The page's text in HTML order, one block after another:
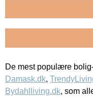
De mest populære
Damask.dk,
Bydahlliving.dk, som